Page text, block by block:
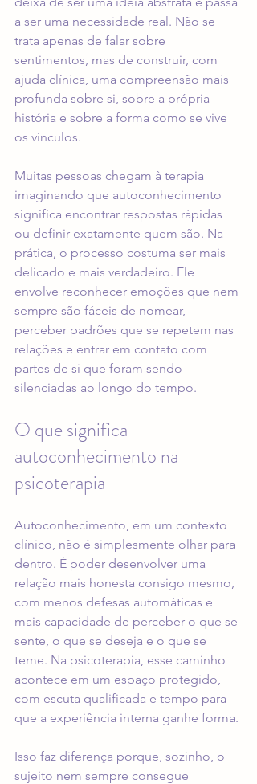
a ser uma necessidade real. Não se
trata apenas de falar sobre
sentimentos, mas de construir, com
ajuda clínica, uma compreensão mais
profunda sobre si, sobre a própria
história e sobre a forma como se vive
os vínculos.
Muitas pessoas chegam à terapia
imaginando que autoconhecimento
significa encontrar respostas rápidas
ou definir exatamente quem são. Na
prática, o processo costuma ser mais
delicado e mais verdadeiro. Ele
envolve reconhecer emoções que nem
sempre são fáceis de nomear,
perceber padrões que se repetem nas
relações e entrar em contato com
partes de si que foram sendo
silenciadas ao longo do tempo.
O que significa
autoconhecimento na
psicoterapia
Autoconhecimento, em um contexto
clínico, não é simplesmente olhar para
dentro. É poder desenvolver uma
relação mais honesta consigo mesmo,
com menos defesas automáticas e
mais capacidade de perceber o que se
sente, o que se deseja e o que se
teme. Na psicoterapia, esse caminho
acontece em um espaço protegido,
com escuta qualificada e tempo para
que a experiência interna ganhe forma.
Isso faz diferença porque, sozinho, o
sujeito nem sempre consegue